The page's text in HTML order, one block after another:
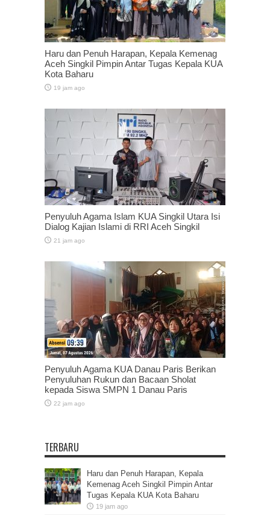
Haru dan Penuh Harapan, Kepala Kemenag
Aceh Singkil Pimpin Antar Tugas Kepala KUA
Kota Baharu
19 jam ago
Penyuluh Agama Islam KUA Singkil Utara Isi
Dialog Kajian Islami di RRI Aceh Singkil
21 jam ago
Penyuluh Agama KUA Danau Paris Berikan
Penyuluhan Rukun dan Bacaan Sholat
kepada Siswa SMPN 1 Danau Paris
22 jam ago
TERBARU
Haru dan Penuh Harapan, Kepala
Kemenag Aceh Singkil Pimpin Antar
Tugas Kepala KUA Kota Baharu
19 jam ago